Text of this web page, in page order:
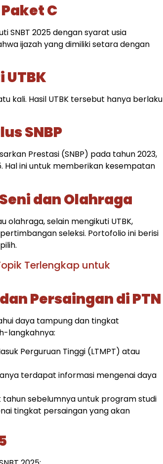
C
SNBT 2025 dengan syarat usia
ijazah yang dimiliki setara dengan
kali. Hasil UTBK tersebut hanya berlaku
SNBP
Prestasi (SNBP) pada tahun 2023,
Hal ini untuk memberikan kesempatan
dan Olahraga
selain mengikuti UTBK,
seleksi. Portofolio ini berisi
Terlengkap untuk
Persaingan di PTN
daya tampung dan tingkat
langkahnya:
Perguruan Tinggi (LTMPT) atau
terdapat informasi mengenai daya
sebelumnya untuk program studi
tingkat persaingan yang akan